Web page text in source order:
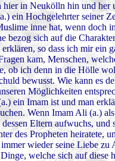
in Neukölln hin und her
ein Hochgelehrter seiner
inne hat, wenn doch
sich auf die
so dass ich mir ein
kam, Menschen,
ob ich denn in die Hölle
bewusst. Wie kann es
Möglichkeiten
ein Imam ist und man
Wenn Imam Ali (a.)
Eltern aufwuchs,
des Propheten heiratete,
wieder seine Liebe
welche sich auf diese